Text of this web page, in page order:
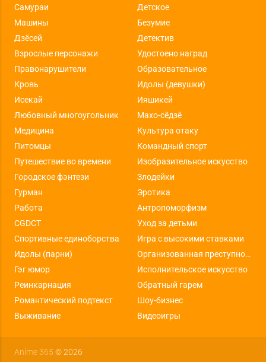
Самураи
Детское
Машины
Безумие
Дзёсей
Детектив
Взрослые персонажи
Удостоено наград
Правонарушители
Образовательное
Кровь
Идолы (девушки)
Исекай
Ияшикей
Любовный многоугольник
Махо-сёдзё
Медицина
Культура отаку
Питомцы
Командный спорт
Путешествие во времени
Изобразительное искусство
Городское фэнтези
Злодейки
Гурман
Эротика
Работа
Антропоморфизм
CGDCT
Уход за детьми
Спортивные единоборства
Игра с высокими ставками
Идолы (парни)
Организованная преступность
Гэг юмор
Исполнительское искусство
Реинкарнация
Обратный гарем
Романтический подтекст
Шоу-бизнес
Выживание
Видеоигры
Anime 365 © 2026